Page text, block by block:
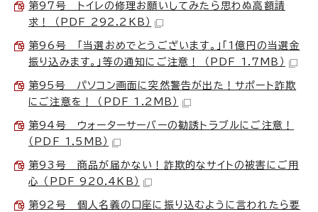
第97号 トイレの修理お願いしてみたら思わぬ高額請
求！ （PDF 292.2KB）
第96号 「当選おめでとうございます。」「1億円の当選金
振り込みます。」等の通知にご注意！ （PDF 1.7MB）
第95号 パソコン画面に突然警告が出た！サポート詐欺
にご注意を！ （PDF 1.2MB）
第94号 ウォーターサーバーの勧誘トラブルにご注意！
（PDF 1.5MB）
第93号 商品が届かない！詐欺的なサイトの被害にご用
心 （PDF 920.4KB）
第92号 個人名義の口座に振り込むように言われたら要